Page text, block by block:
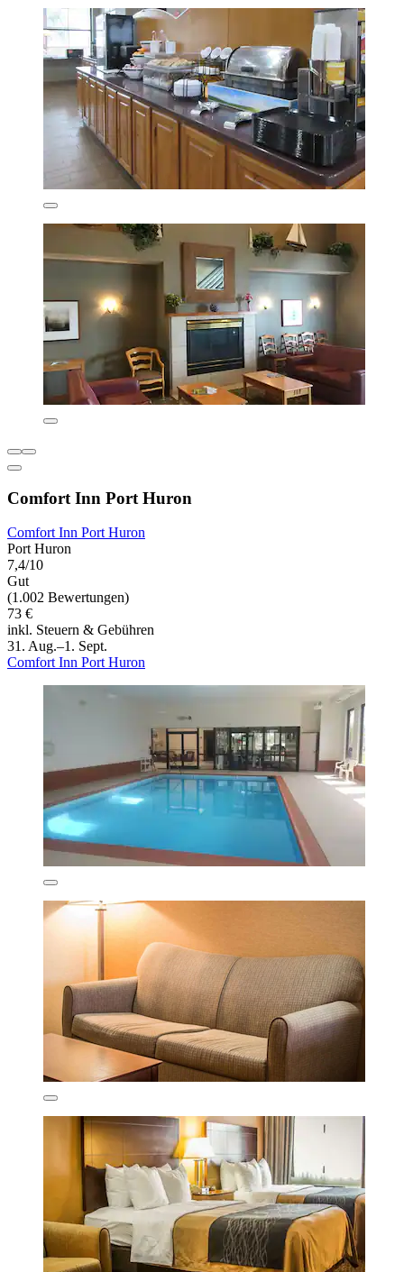
Comfort Inn Port Huron
Comfort Inn Port Huron
Port Huron
7,4/10
Gut
(1.002 Bewertungen)
73 €
inkl. Steuern & Gebühren
31. Aug.–1. Sept.
Comfort Inn Port Huron